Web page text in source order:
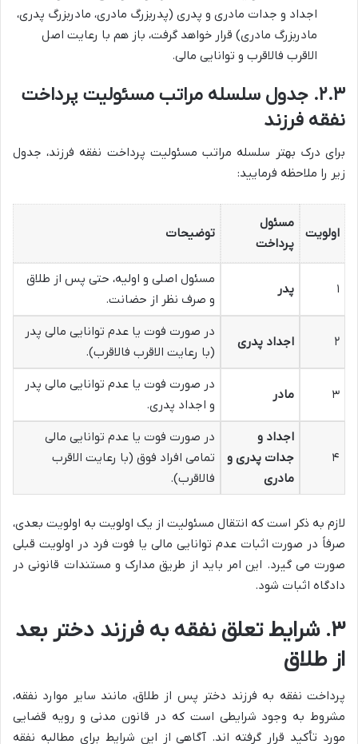
اجداد و جدات مادری و پدری (پدربزرگ مادری، مادربزرگ پدری،
مادربزرگ مادری) قرار خواهد گرفت، باز هم با رعایت اصل
الاقرب فالاقرب و توانایی مالی.
۲.۳. جدول سلسله مراتب مسئولیت پرداخت
نفقه فرزند
برای درک بهتر سلسله مراتب مسئولیت پرداخت نفقه فرزند، جدول
زیر را ملاحظه فرمایید:
اولویت
مسئول
پرداخت
توضیحات
۱ پدر
مسئول اصلی و اولیه، حتی پس از طلاق
و صرف نظر از حضانت.
۲ اجداد پدری
در صورت فوت یا عدم توانایی مالی پدر
(با رعایت الاقرب فالاقرب).
۳ مادر
در صورت فوت یا عدم توانایی مالی پدر
و اجداد پدری.
۴
اجداد و
جدات پدری و
مادری
در صورت فوت یا عدم توانایی مالی
تمامی افراد فوق (با رعایت الاقرب
فالاقرب).
لازم به ذکر است که انتقال مسئولیت از یک اولویت به اولویت بعدی،
صرفاً در صورت اثبات عدم توانایی مالی یا فوت فرد در اولویت قبلی
صورت می گیرد. این امر باید از طریق مدارک و مستندات قانونی در
دادگاه اثبات شود.
۳. شرایط تعلق نفقه به فرزند دختر بعد
از طلاق
پرداخت نفقه به فرزند دختر پس از طلاق، مانند سایر موارد نفقه،
مشروط به وجود شرایطی است که در قانون مدنی و رویه قضایی
مورد تأکید قرار گرفته اند. آگاهی از این شرایط برای مطالبه نفقه